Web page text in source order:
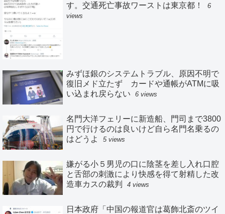
す。交通死亡事故ワーストは東京都！
6
views
みずほ銀のシステムトラブル、原因不明で
復旧メド立たず カードや通帳がATMに吸
い込まれ戻らない
6 views
名門大洋フェリーに新造船、門司まで3800
円で行けるのは良いけど自ら名門名乗るの
はどうよ
5 views
嫌がる小５男児の口に陰茎を差し入れ口腔
と舌部の刺激により快感を得て射精した改
造車カスの裁判
4 views
日本政府「中国の報道官は葛飾北斎のツイ